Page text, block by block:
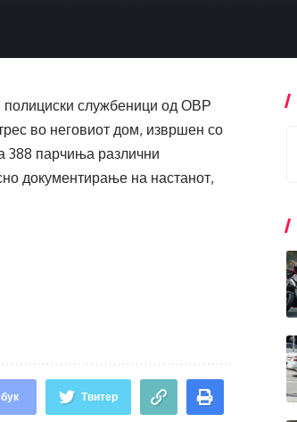
полициски службеници од ОВР
во неговиот дом, извршен со
388 парчиња различни
документирање на настанот,
Твитер